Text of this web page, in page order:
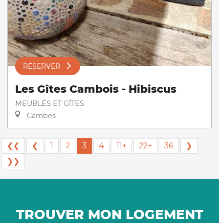
RÉSERVER
Les Gîtes Cambois - Hibiscus
MEUBLÉS ET GÎTES
Cambes
❮❮ ❮ 1 2 3 4 11+ 22+ 36
❯
❯❯
TROUVER MON LOGEMENT